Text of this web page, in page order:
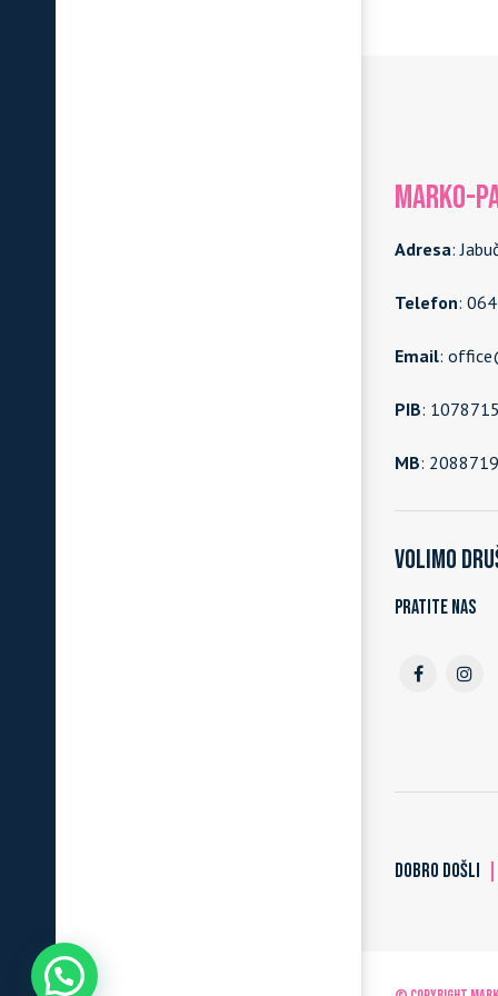
MARKO-
Adresa:
Telefon:
Email:
PIB:
MB:
Volimo
Pratite nas
DOBRO DOŠLI